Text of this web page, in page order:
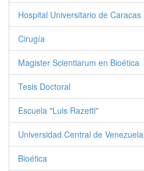
Hospital Universitario de Caracas
Cirugía
Magister Scientiarum en Bioética
Tesis Doctoral
Escuela "Luis Razetti"
Universidad Central de Venezuela
Bioética